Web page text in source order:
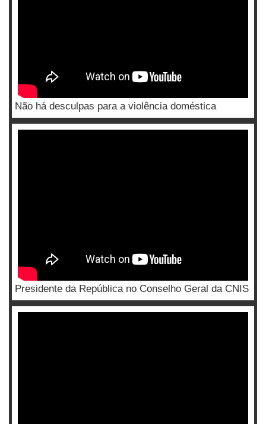
Não há desculpas para a violência doméstica
Presidente da República no Conselho Geral da CNIS